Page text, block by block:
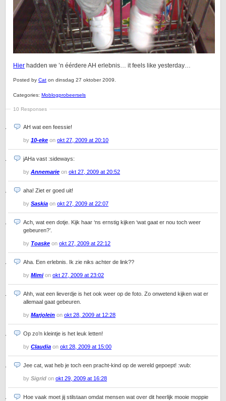
Hier hadden we ’n éérdere AH erlebnis… it feels like yesterday…
Posted by Cat on dinsdag 27 oktober 2009.
Categories: Moblogprobeersels
10 Responses
AH wat een feessie!
by 10-eke on okt 27, 2009 at 20:10
jAHa vast :sideways:
by Annemarie on okt 27, 2009 at 20:52
aha! Ziet er goed uit!
by Saskia on okt 27, 2009 at 22:07
Ach, wat een dotje. Kijk haar ‘ns ernstig kijken ‘wat gaat er nou toch weer
gebeuren?’.
by Toaske on okt 27, 2009 at 22:12
Aha. Een erlebnis. Ik zie niks achter de link??
by Mimion okt 27, 2009 at 23:02
Ahh, wat een lieverdje is het ook weer op de foto. Zo onwetend kijken wat er
allemaal gaat gebeuren.
by Marjolein on okt 28, 2009 at 12:28
Op zo’n kleintje is het leuk letten!
by Claudia on okt 28, 2009 at 15:00
Jee cat, wat heb je toch een pracht-kind op de wereld gepoept! :wub:
by Sigrid on okt 29, 2009 at 16:28
Hoe vaak moet jij stilstaan omdat mensen wat over dit heerlijk mooie moppie